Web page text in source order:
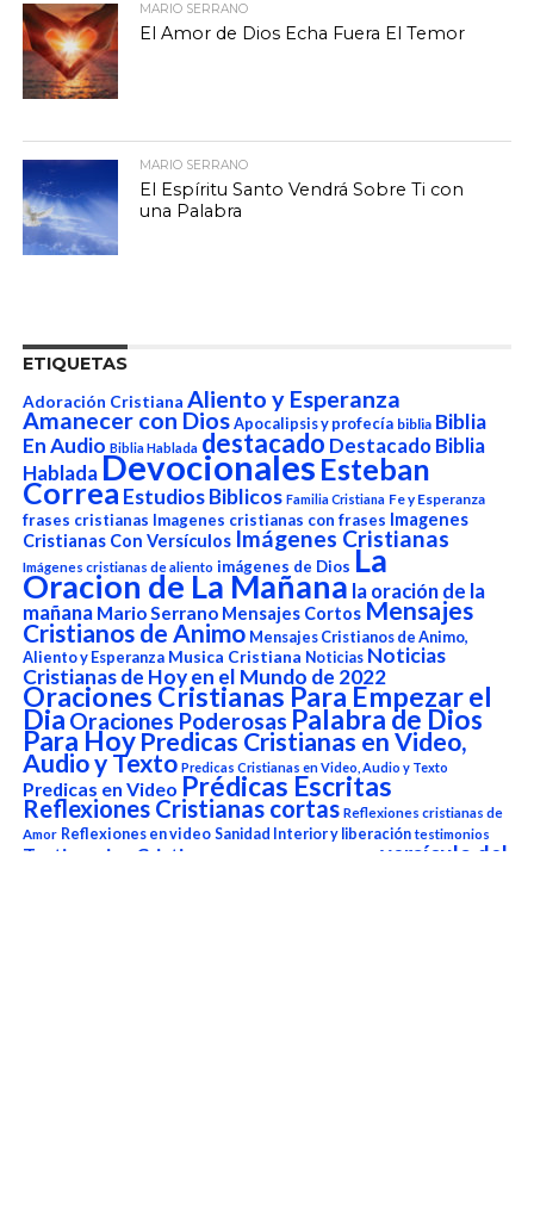
MARIO SERRANO
El Amor de Dios Echa Fuera El Temor
MARIO SERRANO
El Espíritu Santo Vendrá Sobre Ti con
una Palabra
ETIQUETAS
Adoración Cristiana Aliento y Esperanza
Amanecer con Dios Apocalipsis y profecía biblia Biblia
En Audio Biblia Hablada destacado Destacado Biblia
HabladaDevocionalesEsteban
Correa Estudios Biblicos Familia Cristiana Fe y Esperanza
frases cristianas Imagenes cristianas con frases Imagenes
Cristianas Con Versículos Imágenes Cristianas
Imágenes cristianas de aliento imágenes de Dios La
Oracion de La Mañana la oración de la
mañana Mario Serrano Mensajes Cortos Mensajes
Cristianos de Animo Mensajes Cristianos de Animo,
Aliento y Esperanza Musica Cristiana Noticias Noticias
Cristianas de Hoy en el Mundo de 2022
Oraciones Cristianas Para Empezar el
Dia Oraciones Poderosas Palabra de Dios
Para Hoy Predicas Cristianas en Video,
Audio y Texto Predicas Cristianas en Video, Audio y Texto
Predicas en Video Prédicas Escritas
Reflexiones Cristianas cortas Reflexiones cristianas de
Amor Reflexiones en video Sanidad Interior y liberación testimonios
Testimonios Cristianos
versículo del